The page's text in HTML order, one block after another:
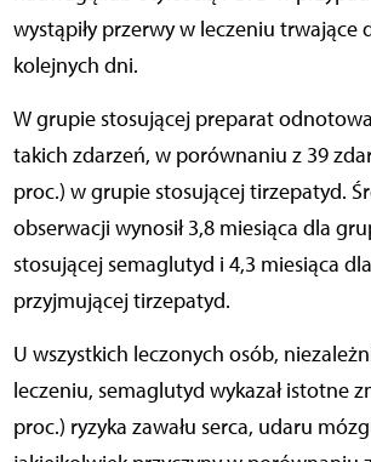
wystąpiły przerwy w leczeniu trwające
kolejnych dni.
W grupie stosującej preparat
takich zdarzeń, w porównaniu z 39
proc.) w grupie stosującej tirzepatyd.
obserwacji wynosił 3,8 miesiąca dla
stosującej semaglutyd i 4,3 miesiąca
przyjmującej tirzepatyd.
U wszystkich leczonych osób,
leczeniu, semaglutyd wykazał istotne
proc.) ryzyka zawału serca, udaru